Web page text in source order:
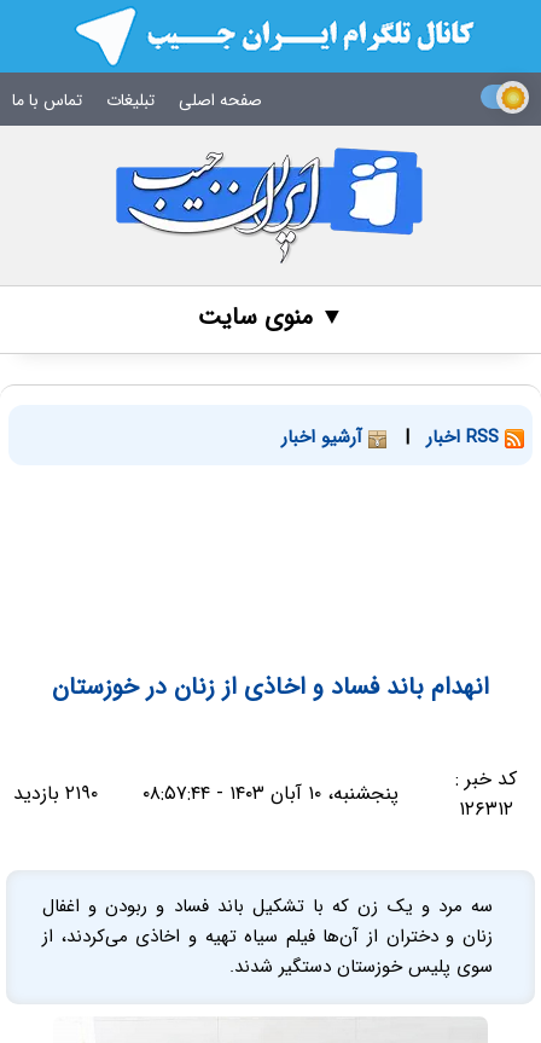
صفحه اصلی تبلیغات تماس با ما
▼ منوی سایت
| آرشیو اخبار
انهدام باند فساد و اخاذی از زنان در خوزستان
کد خبر :
۱۲۶۳۱۲
پنجشنبه، ۱۰ آبان ۱۴۰۳ - ۰۸:۵۷:۴۴ ۲۱۹۰ بازدید
سه مرد و یک زن که با تشکیل باند فساد و ربودن و اغفال
زنان و دختران از آن‌ها فیلم سیاه تهیه و اخاذی می‌کردند، از
سوی پلیس خوزستان دستگیر شدند.